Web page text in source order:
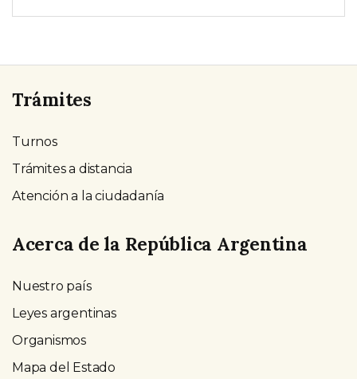
Trámites
Turnos
Trámites a distancia
Atención a la ciudadanía
Acerca de la República Argentina
Nuestro país
Leyes argentinas
Organismos
Mapa del Estado